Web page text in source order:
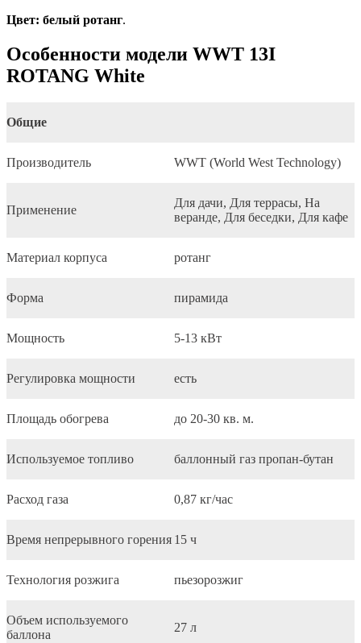
Цвет: белый ротанг.
Особенности модели WWT 13I
ROTANG White
Общие
Производитель WWT (World West Technology)
Применение
Для дачи, Для террасы, На
веранде, Для беседки, Для кафе
Материал корпуса ротанг
Форма пирамида
Мощность 5-13 кВт
Регулировка мощности есть
Площадь обогрева до 20-30 кв. м.
Используемое топливо баллонный газ пропан-бутан
Расход газа 0,87 кг/час
Время непрерывного горения 15 ч
Технология розжига пьезорозжиг
Объем используемого
баллона
27 л